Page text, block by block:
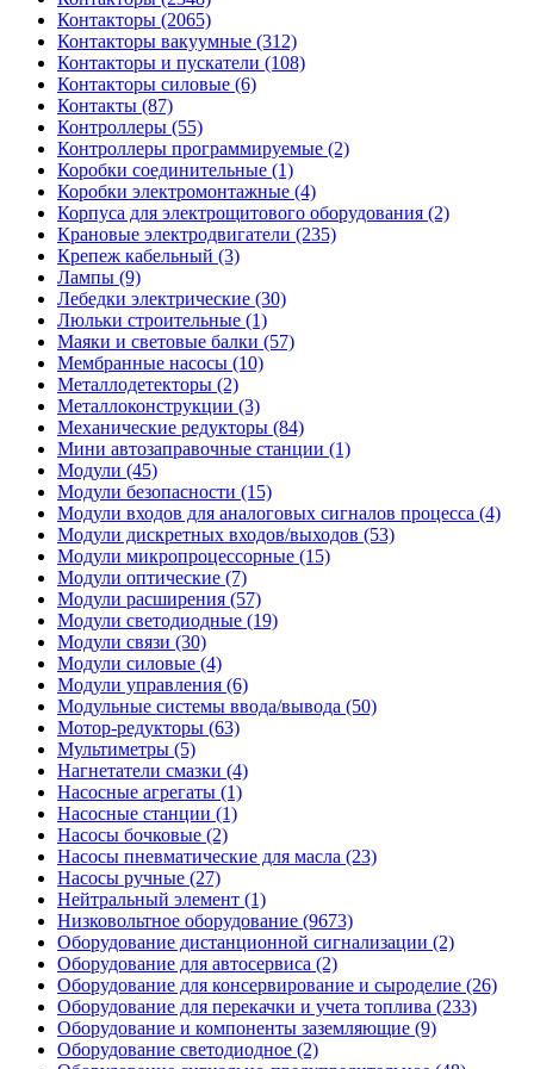
Контакторы (2065)
Контакторы вакуумные (312)
Контакторы и пускатели (108)
Контакторы силовые (6)
Контакты (87)
Контроллеры (55)
Контроллеры программируемые (2)
Коробки соединительные (1)
Коробки электромонтажные (4)
Корпуса для электрощитового оборудования (2)
Крановые электродвигатели (235)
Крепеж кабельный (3)
Лампы (9)
Лебедки электрические (30)
Люльки строительные (1)
Маяки и световые балки (57)
Мембранные насосы (10)
Металлодетекторы (2)
Металлоконструкции (3)
Механические редукторы (84)
Мини автозаправочные станции (1)
Модули (45)
Модули безопасности (15)
Модули входов для аналоговых сигналов процесса (4)
Модули дискретных входов/выходов (53)
Модули микропроцессорные (15)
Модули оптические (7)
Модули расширения (57)
Модули светодиодные (19)
Модули связи (30)
Модули силовые (4)
Модули управления (6)
Модульные системы ввода/вывода (50)
Мотор-редукторы (63)
Мультиметры (5)
Нагнетатели смазки (4)
Насосные агрегаты (1)
Насосные станции (1)
Насосы бочковые (2)
Насосы пневматические для масла (23)
Насосы ручные (27)
Нейтральный элемент (1)
Низковольтное оборудование (9673)
Оборудование дистанционной сигнализации (2)
Оборудование для автосервиса (2)
Оборудование для консервирование и сыроделие (26)
Оборудование для перекачки и учета топлива (233)
Оборудование и компоненты заземляющие (9)
Оборудование светодиодное (2)